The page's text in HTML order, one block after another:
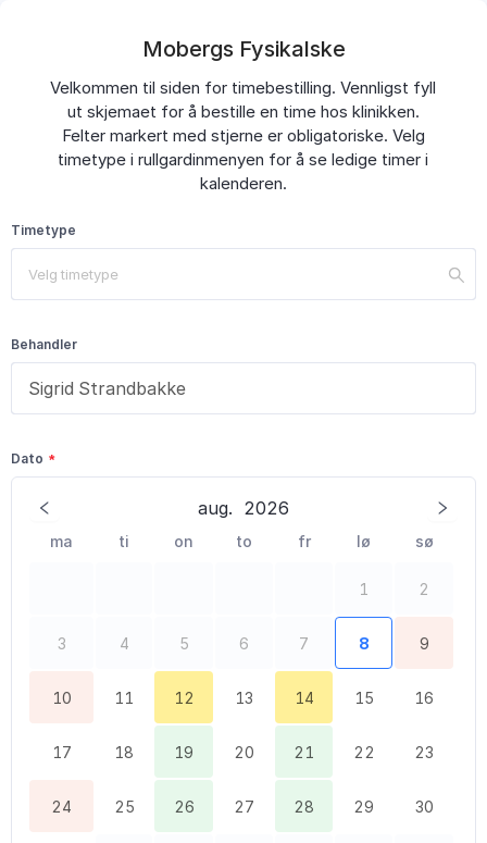
Mobergs Fysikalske
Velkommen til siden for timebestilling. Vennligst fyll
ut skjemaet for å bestille en time hos klinikken.
Felter markert med stjerne er obligatoriske. Velg
timetype i rullgardinmenyen for å se ledige timer i
kalenderen.
Timetype
Velg timetype
Behandler
Dato
aug. 2026
ma ti on to fr lø sø
1 2
3 4 5 6 7 8 9
10 11 12 13 14 15 16
17 18 19 20 21 22 23
24 25 26 27 28 29 30